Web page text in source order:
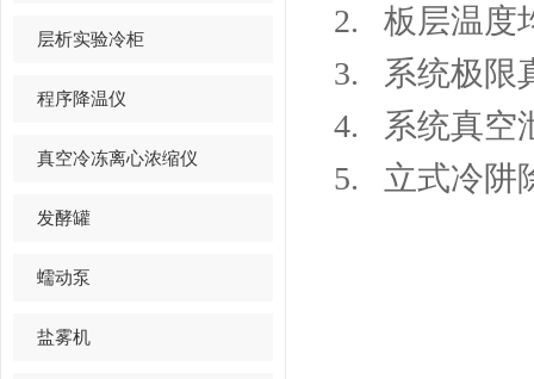
层析实验冷柜
程序降温仪
真空冷冻离心浓缩仪
发酵罐
蠕动泵
盐雾机
2.
板层温度
3.
系统极限
4.
系统真空
5.
立式冷阱